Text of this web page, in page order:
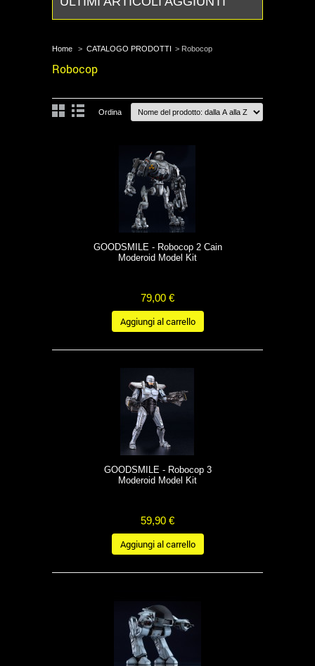
Home > CATALOGO PRODOTTI > Robocop
Robocop
Ordina
GOODSMILE - Robocop 2 Cain
Moderoid Model Kit
79,00 €
Aggiungi al carrello
GOODSMILE - Robocop 3
Moderoid Model Kit
59,90 €
Aggiungi al carrello